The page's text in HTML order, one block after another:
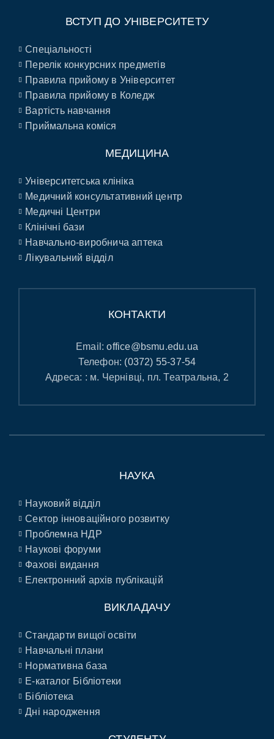
ВСТУП ДО УНІВЕРСИТЕТУ
Спеціальності
Перелік конкурсних предметів
Правила прийому в Університет
Правила прийому в Коледж
Вартість навчання
Приймальна коміся
МЕДИЦИНА
Університетська клініка
Медичний консультативний центр
Медичні Центри
Клінічні бази
Навчально-виробнича аптека
Лікувальний відділ
КОНТАКТИ
Email:office@bsmu.edu.ua
Телефон: (0372) 55-37-54
Адреса: : м. Чернівці, пл. Театральна, 2
НАУКА
Науковий відділ
Сектор інноваційного розвитку
Проблемна НДР
Наукові форуми
Фахові видання
Електронний архів публікацій
ВИКЛАДАЧУ
Стандарти вищої освіти
Навчальні плани
Нормативна база
E-каталог Бібліотеки
Бібліотека
Дні народження